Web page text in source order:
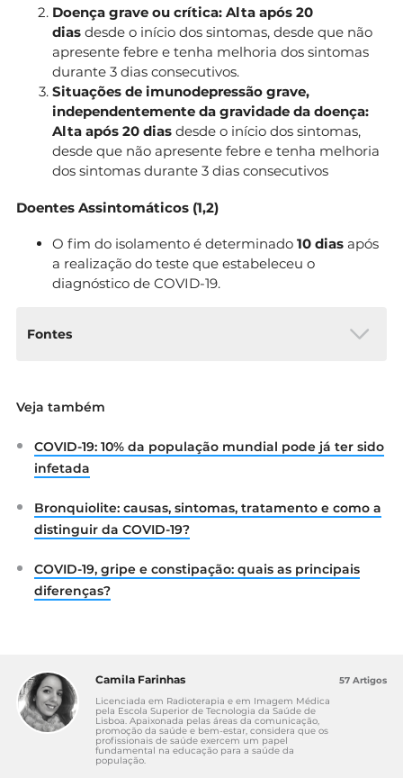
Doença grave ou crítica: Alta após 20
dias desde o início dos sintomas, desde que não
apresente febre e tenha melhoria dos sintomas
durante 3 dias consecutivos.
Situações de imunodepressão grave,
independentemente da gravidade da doença:
Alta após 20 dias desde o início dos sintomas,
desde que não apresente febre e tenha melhoria
dos sintomas durante 3 dias consecutivos
Doentes Assintomáticos (1,2)
O fim do isolamento é determinado 10 dias após
a realização do teste que estabeleceu o
diagnóstico de COVID-19.
Fontes
Perguntas frequentes. Acedido a 26 de
https://covid19.min-
saude.pt/category/perguntas-frequentes/?
transmite-2
Serviço Nacional de Saúde (2020). COVID-
Outubro de 2020. Disponível em:
https://www.sns24.gov.pt/tema/doencas-
Veja também
COVID-19: 10% da população mundial pode já ter sido
infetada
Bronquiolite: causas, sintomas, tratamento e como a
distinguir da COVID-19?
COVID-19, gripe e constipação: quais as principais
diferenças?
Camila Farinhas
Licenciada em Radioterapia e em Imagem Médica
pela Escola Superior de Tecnologia da Saúde de
Lisboa. Apaixonada pelas áreas da comunicação,
promoção da saúde e bem-estar, considera que os
profissionais de saúde exercem um papel
fundamental na educação para a saúde da
população.
57 Artigos